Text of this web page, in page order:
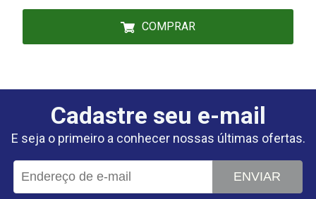
COMPRAR
Cadastre seu e-mail
E seja o primeiro a conhecer nossas últimas ofertas.
ENVIAR